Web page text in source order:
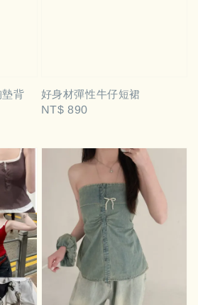
背
好身材彈性牛仔短裙
Regular
NT$ 890